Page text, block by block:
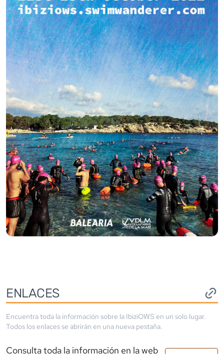
ENLACES
Encuentra toda la información sobre la IbiziOWS en un solo lugar.
Todos los enlaces se abrirán en una nueva pestaña.
Consulta toda la información en la web